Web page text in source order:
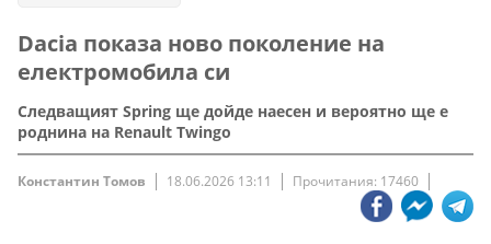
Dacia показа ново поколение на
електромобила си
Следващият Spring ще дойде наесен и вероятно ще е
роднина на Renault Twingo
Константин Томов 18.06.2026 13:11 Прочитания: 17460